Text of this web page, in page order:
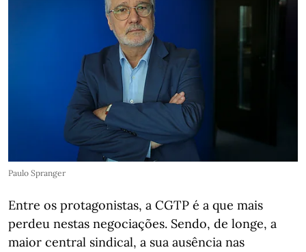
Paulo Spranger
Entre os protagonistas, a CGTP é a que mais
perdeu nestas negociações. Sendo, de longe, a
maior central sindical, a sua ausência nas